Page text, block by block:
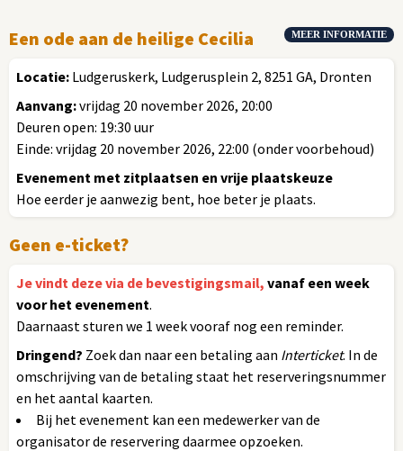
Een ode aan de heilige Cecilia MEER INFORMATIE
Locatie: Ludgeruskerk, Ludgerusplein 2, 8251 GA, Dronten
Aanvang:vrijdag 20 november 2026, 20:00
Deuren open: 19:30 uur
Einde: vrijdag 20 november 2026, 22:00 (onder voorbehoud)
Evenement met zitplaatsen en vrije plaatskeuze
Hoe eerder je aanwezig bent, hoe beter je plaats.
Geen e-ticket?
Je vindt deze via de bevestigingsmail, vanaf een week
voor het evenement.
Daarnaast sturen we 1 week vooraf nog een reminder.
Dringend? Zoek dan naar een betaling aan Interticket. In de
omschrijving van de betaling staat het reserveringsnummer
en het aantal kaarten.
Bij het evenement kan een medewerker van de
organisator de reservering daarmee opzoeken.